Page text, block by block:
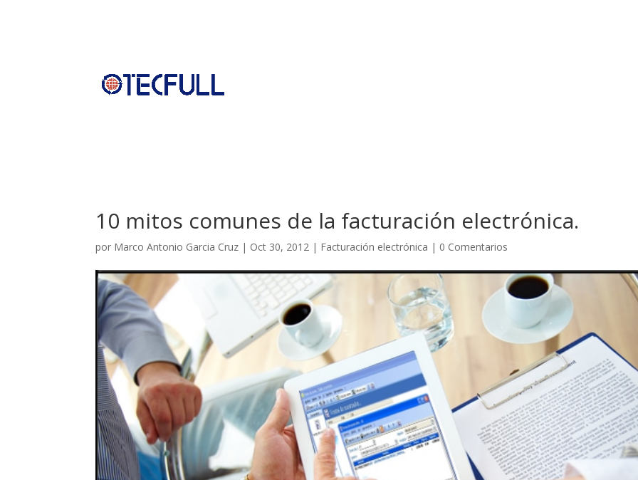
10 mitos comunes de la facturación electrónica.
por Marco Antonio Garcia Cruz | Oct 30, 2012 | Facturación electrónica | 0 Comentarios